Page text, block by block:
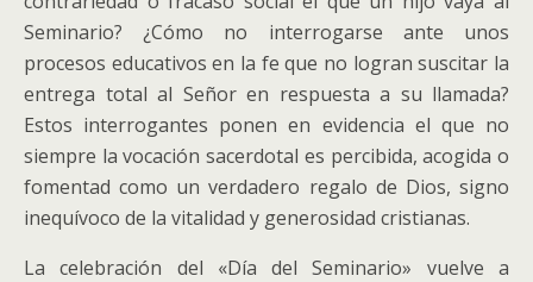
Seminario? ¿Cómo no interrogarse ante unos
procesos educativos en la fe que no logran suscitar la
entrega total al Señor en respuesta a su llamada?
Estos interrogantes ponen en evidencia el que no
siempre la vocación sacerdotal es percibida, acogida o
fomentad como un verdadero regalo de Dios, signo
inequívoco de la vitalidad y generosidad cristianas.
La celebración del «Día del Seminario» vuelve a